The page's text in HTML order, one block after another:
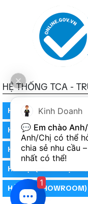
HỆ THỐNG TCA -
HỒ CHÍ MINH
HỒ CHÍ MINH
HỒ CHÍ MINH
HÀ NỘI (DEMO HỆ
HÀ NỘI (SHOWROOM)
Kinh Doanh
💬 Em chào
Anh/Chị có thể
chia sẻ nhu cầu
nhất có thể!
1